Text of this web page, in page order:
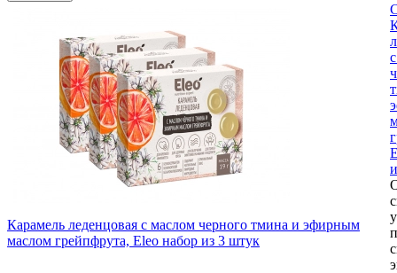
Карамель леденцовая с маслом черного тмина и эфирным
маслом грейпфрута, Eleo набор из 3 штук